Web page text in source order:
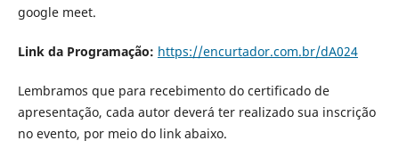
google meet.
Link da Programação: https://encurtador.com.br/dA024
Lembramos que para recebimento do certificado de
apresentação, cada autor deverá ter realizado sua inscrição
no evento, por meio do link abaixo.